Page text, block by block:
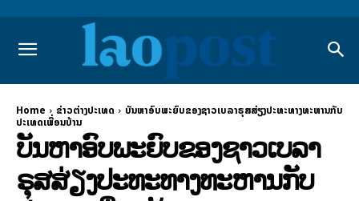
Home ຂ່າວຕ່າງປະເທດ
ບັນຫາອົບພະຍົບຂອງຊາວເບລາຣຸສສ່ຽງປະທະທາງທະຫານກັບ
ປະເທດເພື່ອນບ້ານ
ບັນຫາອົບພະຍົບຂອງຊາວເບລາ
ຣຸສສ່ຽງປະທະທາງທະຫານກັບ